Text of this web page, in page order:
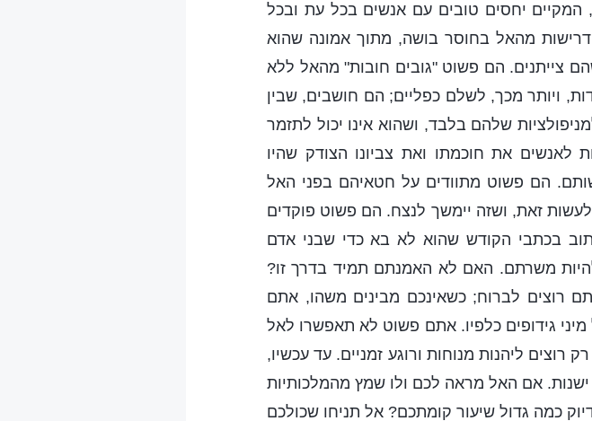
המקיים יחסים טובים עם אנשים בכל עת ובכל
מהאל בחוסר בושה, מתוך אמונה שהוא
צייתנים. הם פשוט "גובים חובות" מהאל ללא
ויותר מכך, לשלם כפליים; הם חושבים, שבין
שלהם בלבד, ושהוא אינו יכול לתזמר
לאנשים את חוכמתו ואת צביונו הצודק שהיו
הם פשוט מתוודים על חטאיהם בפני האל
זאת, ושזה יימשך לנצח. הם פשוט פוקדים
בכתבי הקודש שהוא לא בא כדי שבני אדם
משרתם. האם לא האמנתם תמיד בדרך זו?
רוצים לברוח; כשאינכם מבינים משהו, אתם
גידופים כלפיו. אתם פשוט לא תאפשרו לאל
ליהנות מנוחות ורוגע זמניים. עד עכשיו,
אם האל מראה לכם ולו שמץ מהמלכותיות
כמה גדול שיעור קומתכם? אל תניחו שכולכם